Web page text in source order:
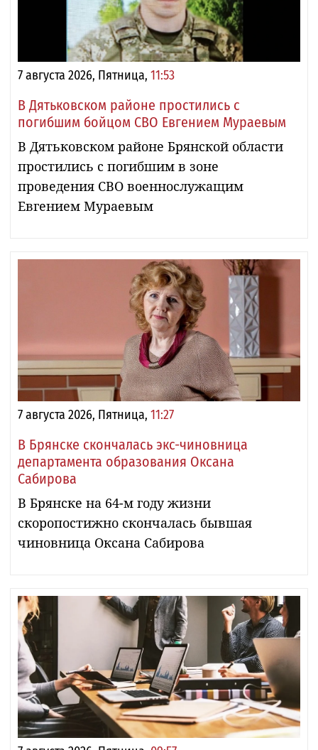
7 августа 2026, Пятница, 11:53
В Дятьковском районе простились с
погибшим бойцом СВО Евгением Мураевым
В Дятьковском районе Брянской области
простились с погибшим в зоне
проведения СВО военнослужащим
Евгением Мураевым
7 августа 2026, Пятница, 11:27
В Брянске скончалась экс-чиновница
департамента образования Оксана
Сабирова
В Брянске на 64-м году жизни
скоропостижно скончалась бывшая
чиновница Оксана Сабирова